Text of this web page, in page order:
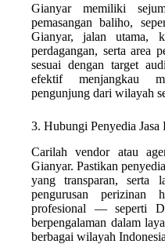
Gianyar memiliki
pemasangan baliho,
Gianyar, jalan utama,
perdagangan, serta area
sesuai dengan target
efektif menjangkau
pengunjung dari wilayah
3. Hubungi Penyedia Jasa
Carilah vendor atau
Gianyar. Pastikan
yang transparan, serta
pengurusan perizinan
profesional — seperti
berpengalaman dalam
berbagai wilayah